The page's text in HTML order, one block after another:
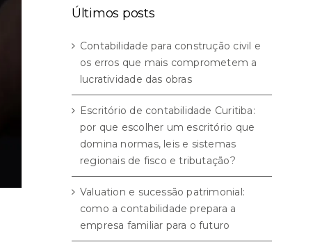
Últimos posts
Contabilidade para construção civil e
os erros que mais comprometem a
lucratividade das obras
Escritório de contabilidade Curitiba:
por que escolher um escritório que
domina normas, leis e sistemas
regionais de fisco e tributação?
Valuation e sucessão patrimonial:
como a contabilidade prepara a
empresa familiar para o futuro